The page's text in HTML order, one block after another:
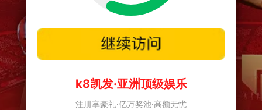
k8凯发·亚洲顶级娱乐
注册享豪礼·亿万奖池·高额无忧